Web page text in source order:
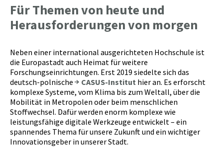
Für Themen von heute und
Herausforderungen von morgen
Neben einer international ausgerichteten Hochschule ist
die Europastadt auch Heimat für weitere
Forschungseinrichtungen. Erst 2019 siedelte sich das
deutsch-polnische
CASUS-Institut hier an. Es erforscht
komplexe Systeme, vom Klima bis zum Weltall, über die
Mobilität in Metropolen oder beim menschlichen
Stoffwechsel. Dafür werden enorm komplexe wie
leistungsfähige digitale Werkzeuge entwickelt – ein
spannendes Thema für unsere Zukunft und ein wichtiger
Innovationsgeber in unserer Stadt.